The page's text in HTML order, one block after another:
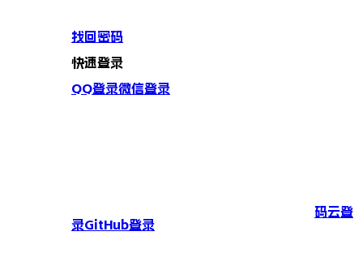
找回密码
快速登录
QQ登录微信登录
码云登
录GitHub登录